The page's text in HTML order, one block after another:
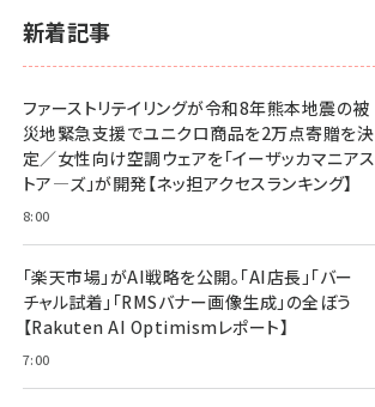
新着記事
ファーストリテイリングが令和8年熊本地震の被
災地緊急支援でユニクロ商品を2万点寄贈を決
定／女性向け空調ウェアを「イーザッカマニアス
トア―ズ」が開発【ネッ担アクセスランキング】
8:00
「楽天市場」がAI戦略を公開。「AI店長」「バー
チャル試着」「RMSバナー画像生成」の全ぼう
【Rakuten AI Optimismレポート】
7:00